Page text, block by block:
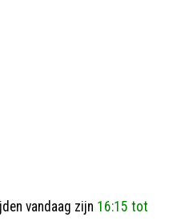
vandaag zijn 16:15 tot